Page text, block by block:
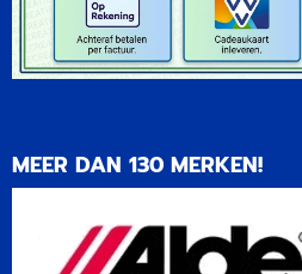
MEER DAN 130 MERKEN!